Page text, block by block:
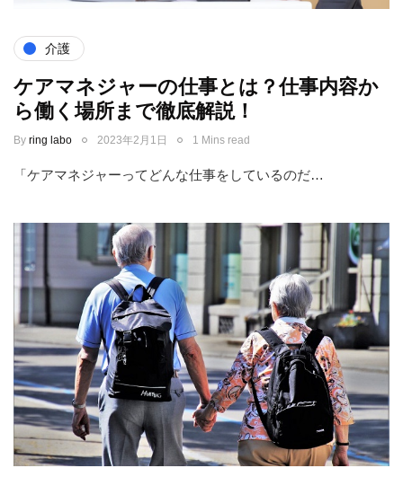
介護
ケアマネジャーの仕事とは？仕事内容か
ら働く場所まで徹底解説！
By ring labo 2023年2月1日 1 Mins read
「ケアマネジャーってどんな仕事をしているのだ…